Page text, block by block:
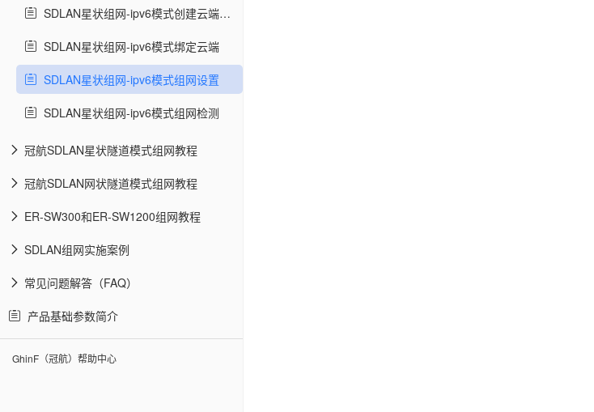
SDLAN星状组网-ipv6模式创建云端账号
SDLAN星状组网-ipv6模式绑定云端
SDLAN星状组网-ipv6模式组网设置
SDLAN星状组网-ipv6模式组网检测
冠航SDLAN星状隧道模式组网教程
冠航SDLAN网状隧道模式组网教程
ER-SW300和ER-SW1200组网教程
SDLAN组网实施案例
常见问题解答（FAQ）
产品基础参数简介
GhinF（冠航）帮助中心